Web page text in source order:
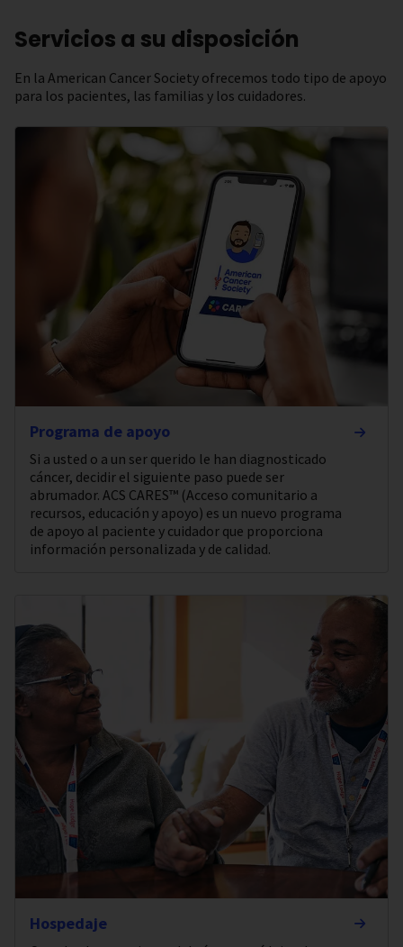
Servicios a su disposición
En la American Cancer Society ofrecemos todo tipo de apoyo
para los pacientes, las familias y los cuidadores.
Programa de apoyo
Si a usted o a un ser querido le han diagnosticado
cáncer, decidir el siguiente paso puede ser
abrumador. ACS CARES™ (Acceso comunitario a
recursos, educación y apoyo) es un nuevo programa
de apoyo al paciente y cuidador que proporciona
información personalizada y de calidad.
Hospedaje